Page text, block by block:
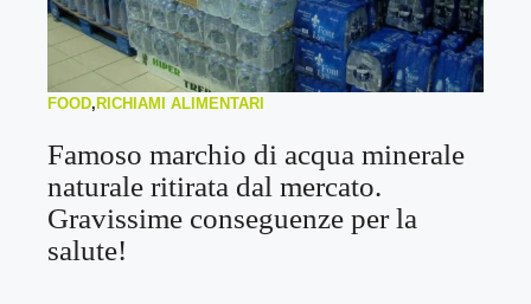
FOOD, RICHIAMI ALIMENTARI
Famoso marchio di acqua minerale
naturale ritirata dal mercato.
Gravissime conseguenze per la
salute!